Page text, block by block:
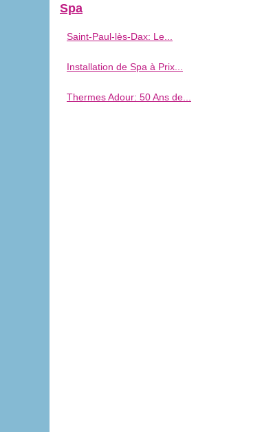
Spa
Saint-Paul-lès-Dax: Le...
Installation de Spa à Prix...
Thermes Adour: 50 Ans de...